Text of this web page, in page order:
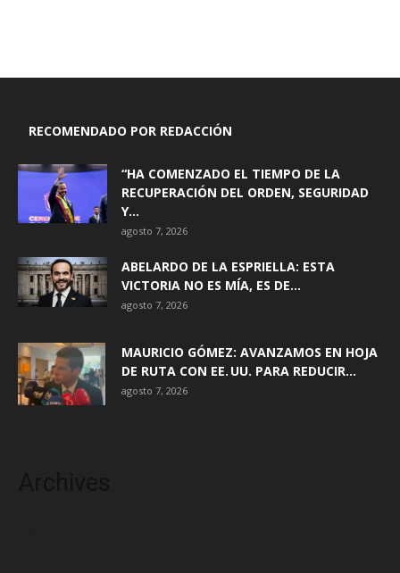
RECOMENDADO POR REDACCIÓN
“HA COMENZADO EL TIEMPO DE LA
RECUPERACIÓN DEL ORDEN, SEGURIDAD
Y...
agosto 7, 2026
ABELARDO DE LA ESPRIELLA: ESTA
VICTORIA NO ES MÍA, ES DE...
agosto 7, 2026
MAURICIO GÓMEZ: AVANZAMOS EN HOJA
DE RUTA CON EE. UU. PARA REDUCIR...
agosto 7, 2026